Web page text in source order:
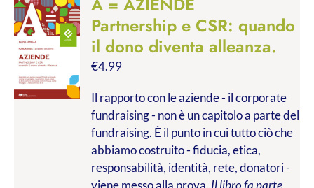
Partnership e CSR: quando
il dono diventa alleanza.
€4.99
Il rapporto con le aziende - il corporate
fundraising - non è un capitolo a parte del
fundraising. È il punto in cui tutto ciò che
abbiamo costruito - fiducia, etica,
responsabilità, identità, rete, donatori -
viene messo alla prova. Il libro fa parte